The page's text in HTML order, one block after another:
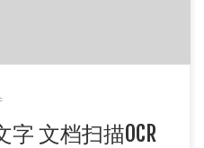
字 文档扫描OCR